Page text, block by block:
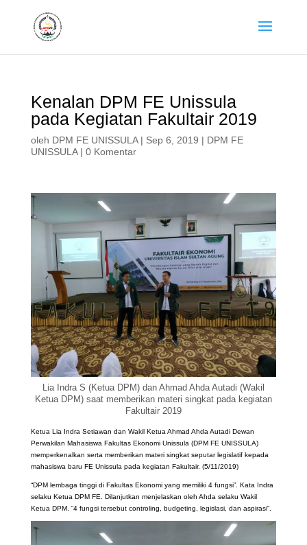
Kenalan DPM FE Unissula
pada Kegiatan Fakultair 2019
oleh DPM FE UNISSULA| Sep 6, 2019 | DPM FE
UNISSULA| 0 Komentar
Lia Indra S (Ketua DPM) dan Ahmad Ahda Autadi (Wakil
Ketua DPM) saat memberikan materi singkat pada kegiatan
Fakultair 2019
Ketua Lia Indra Setiawan dan Wakil Ketua Ahmad Ahda Autadi Dewan
Perwakilan Mahasiswa Fakultas Ekonomi Unissula (DPM FE UNISSULA)
memperkenalkan serta memberikan materi singkat seputar legislatif kepada
mahasiswa baru FE Unissula pada kegiatan Fakultair. (5/11/2019)
“DPM lembaga tinggi di Fakultas Ekonomi yang memiliki 4 fungsi”. Kata Indra
selaku Ketua DPM FE. Dilanjutkan menjelaskan oleh Ahda selaku Wakil
Ketua DPM. “4 fungsi tersebut controling, budgeting, legislasi, dan aspirasi”.